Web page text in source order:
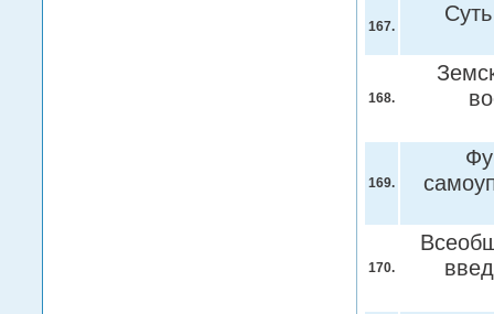
167.
168.
169.
170.